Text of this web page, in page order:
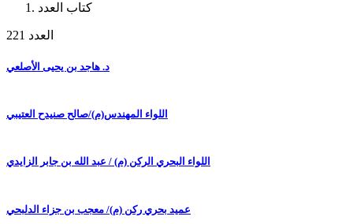
كتاب العدد
العدد 221
د. هاجد بن يحيى الأصلعي
اللواء المهندس(م)/صالح صنيدح العتيبي
اللواء البحري الركن (م) / عبد الله بن جابر الزايدي
عميد بحري ركن (م)/ معجب بن جزاء الدلبحي